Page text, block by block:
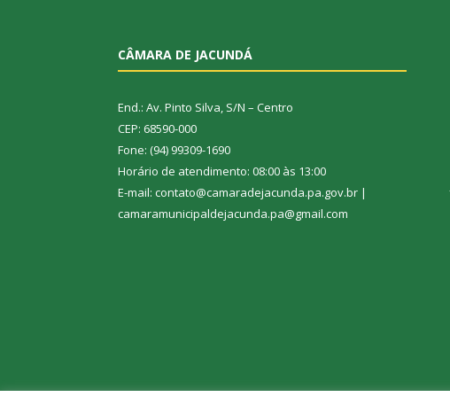
CÂMARA DE JACUNDÁ
End.: Av. Pinto Silva, S/N – Centro
CEP: 68590-000
Fone: (94) 99309-1690
Horário de atendimento: 08:00 às 13:00
E-mail: contato@camaradejacunda.pa.gov.br |
camaramunicipaldejacunda.pa@gmail.com